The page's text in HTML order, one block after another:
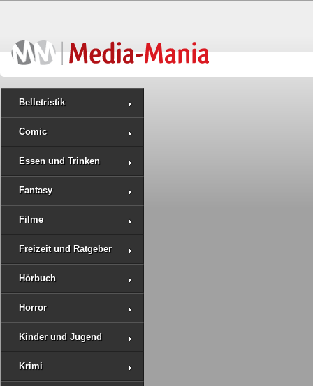
Belletristik
Comic
Essen und Trinken
Fantasy
Filme
Freizeit und Ratgeber
Hörbuch
Horror
Kinder und Jugend
Krimi